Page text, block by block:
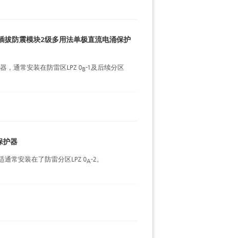
拔防震模块2级多用法单极直流电涌保护
，通常安装在防雷区LPZ 0B-1及后续分区
护器
通常安装在了防雷分区LPZ 0A-2。